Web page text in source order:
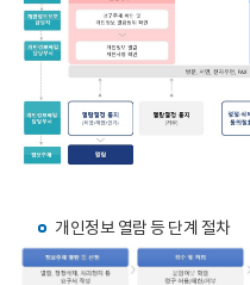
개인정보 열람 등 단계 절차